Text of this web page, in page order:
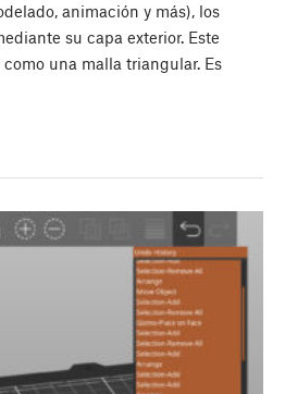
animación y más), los
su capa exterior. Este
una malla triangular. Es